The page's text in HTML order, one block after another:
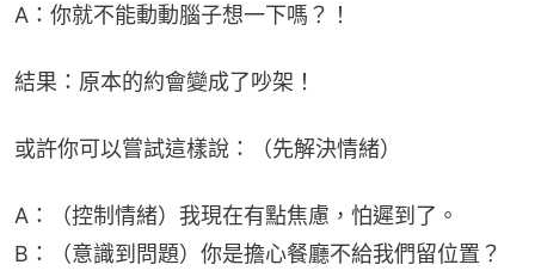
A：你就不能動動腦子想一下嗎？！
結果：原本的約會變成了吵架！
或許你可以嘗試這樣說：（先解決情緒）
A：（控制情緒）我現在有點焦慮，怕遲到了。
B：（意識到問題）你是擔心餐廳不給我們留位置？